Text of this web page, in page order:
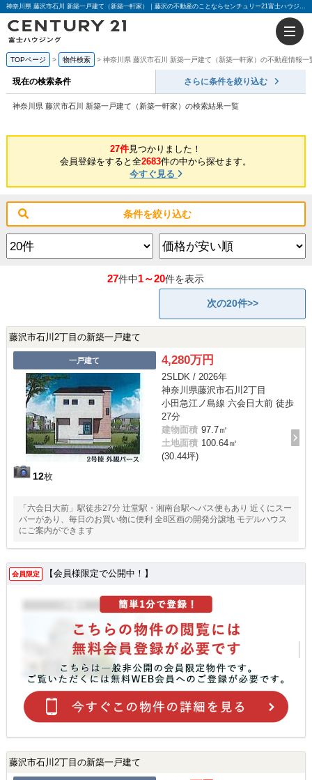
神奈川県 藤沢市石川 新築一戸建て（新築一軒家）｜藤沢の不動産のことならセンチュリー21富士ハウジング
TOPページ 物件検索 神奈川県 藤沢市石川 新築一戸建て（新築一軒家）の不動産情報一
現在の検索条件 さらに条件を絞り込む
神奈川県 藤沢市石川 新築一戸建て（新築一軒家）の検索結果一覧
27件見つかりました！
会員登録をすると全2683件の中から探せます。
今すぐ見る
条件を絞り込む
27件中1～20件を表示
次の20件>>
藤沢市石川2丁目の新築一戸建て
一戸建て
12枚
4,280万円
2SLDK / 2026年
神奈川県藤沢市石川2丁目
小田急江ノ島線 六会日大前 徒歩
27分
建物面積 97.7㎡
土地面積 100.64㎡
(30.44坪)
「六会日大前」駅徒歩27分 辻堂駅・湘南台駅へバス便もあり 近くにスー
パーがあり、毎日のお買い物に便利 全8区画の開発分譲地 モデルハウス
にご案内ができます
会員限定 【会員様限定で公開中！】
藤沢市石川2丁目の新築一戸建て